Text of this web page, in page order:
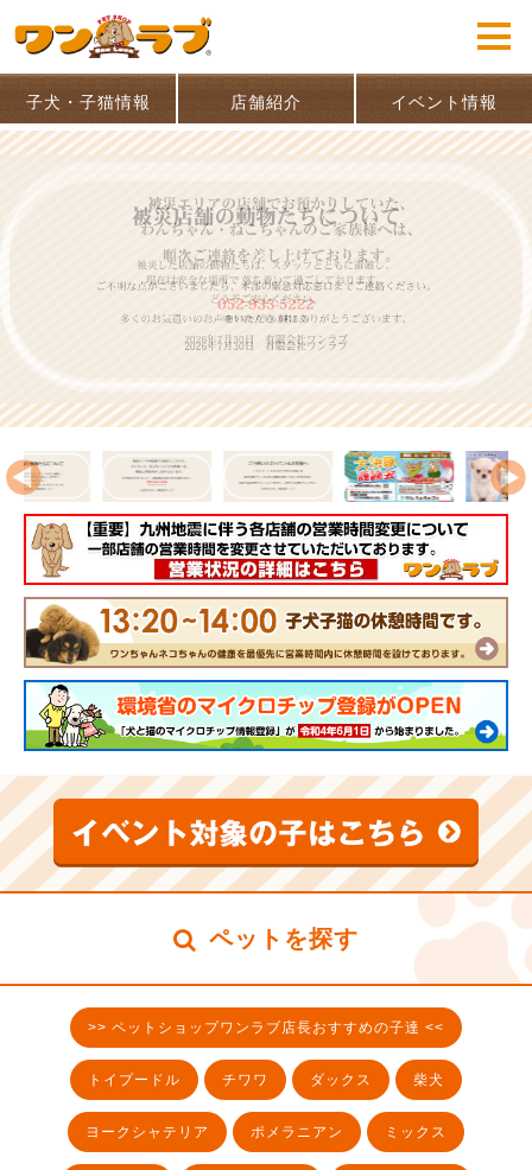
子犬・子猫情報 店舗紹介 イベント情報
ペットを探す
>> ペットショップワンラブ店長おすすめの子達 <<
トイプードル チワワ ダックス 柴犬
ヨークシャテリア ポメラニアン ミックス